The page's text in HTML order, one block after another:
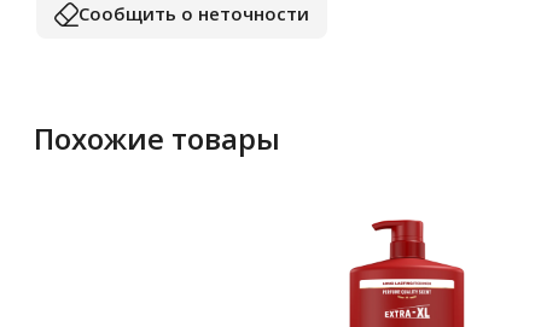
Сообщить о неточности
Похожие товары